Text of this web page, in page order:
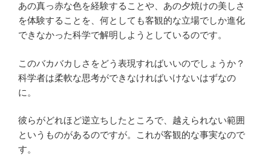
あの真っ赤な色を経験することや、あの夕焼けの美しさ
を体験することを、何としても客観的な立場でしか進化
できなかった科学で解明しようとしているのです。
このバカバカしさをどう表現すればいいのでしょうか？
科学者は柔軟な思考ができなければいけないはずなの
に。
彼らがどれほど逆立ちしたところで、越えられない範囲
というものがあるのですが。これが客観的な事実なので
す。